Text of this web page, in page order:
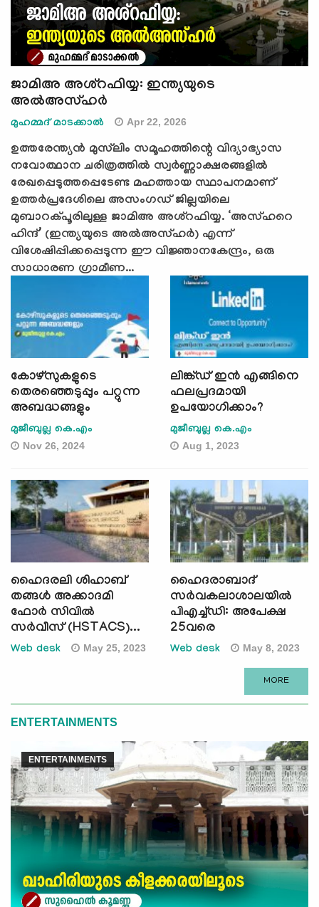
ജാമിഅ അശ്റഫിയ്യ: ഇന്ത്യയുടെ
അല്‍അസ്ഹര്‍
മുഹമ്മദ് മാടക്കാൽ Apr 22, 2026
ഉത്തരേന്ത്യൻ മുസ്‍ലിം സമൂഹത്തിന്റെ വിദ്യാഭ്യാസ
നവോത്ഥാന ചരിത്രത്തിൽ സ്വർണ്ണാക്ഷരങ്ങളിൽ
രേഖപ്പെടുത്തപ്പെടേണ്ട മഹത്തായ സ്ഥാപനമാണ്
ഉത്തർപ്രദേശിലെ അസംഗഡ് ജില്ലയിലെ
മുബാറക്‌പൂരിലുള്ള ജാമിഅ അശ്റഫിയ്യ. ‘അസ്ഹറെ
ഹിന്ദ്’ (ഇന്ത്യയുടെ അല്‍അസ്ഹര്‍) എന്ന്
വിശേഷിപ്പിക്കപ്പെടുന്ന ഈ വിജ്ഞാനകേന്ദ്രം, ഒരു
സാധാരണ ഗ്രാമീണ...
കോഴ്സുകളുടെ
തെരഞ്ഞെടുപ്പും പറ്റുന്ന
അബദ്ധങ്ങളും
മുജീബുല്ല കെ.എം
Nov 26, 2024
ലിങ്ക്ഡ് ഇൻ എങ്ങിനെ
ഫലപ്രദമായി
ഉപയോഗിക്കാം?
മുജീബുല്ല കെ.എം
Aug 1, 2023
ഹൈദരലി ശിഹാബ്
തങ്ങൾ അക്കാദമി
ഫോർ സിവിൽ
സർവീസ് (HSTACS)...
Web desk May 25, 2023
ഹൈദരാബാദ്
സർവകലാശാലയിൽ
പിഎച്ച്ഡി: അപേക്ഷ
25വരെ
Web desk May 8, 2023
MORE
ENTERTAINMENTS
ENTERTAINMENTS